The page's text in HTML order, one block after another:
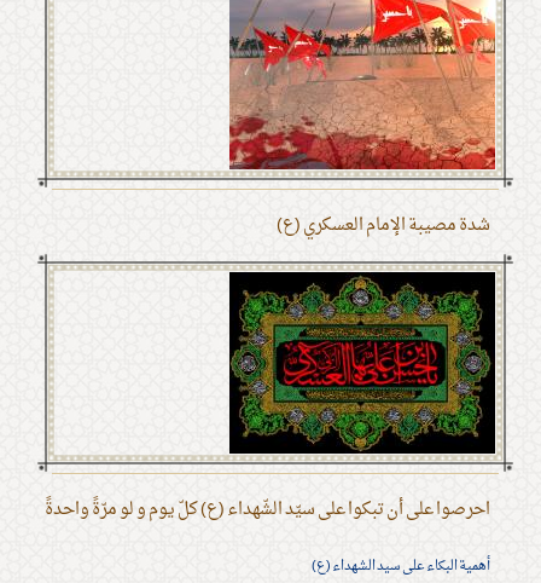
شدة مصيبة الإمام العسكري (ع)
احرصوا على أن تبكوا على سيّد الشّهداء (ع) كلّ يوم و لو مرّةً واحدةً
أهمية البكاء على سيد الشهداء (ع)